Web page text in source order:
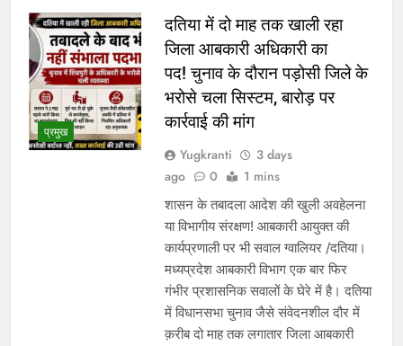
प्रमुख
दतिया में दो माह तक खाली रहा
जिला आबकारी अधिकारी का
पद! चुनाव के दौरान पड़ोसी जिले के
भरोसे चला सिस्टम, बारोड़ पर
कार्रवाई की मांग
Yugkranti
3 days
ago
0 1 mins
शासन के तबादला आदेश की खुली अवहेलना
या विभागीय संरक्षण! आबकारी आयुक्त की
कार्यप्रणाली पर भी सवाल ग्वालियर /दतिया।
मध्यप्रदेश आबकारी विभाग एक बार फिर
गंभीर प्रशासनिक सवालों के घेरे में है। दतिया
में विधानसभा चुनाव जैसे संवेदनशील दौर में
क़रीब दो माह तक लगातार जिला आबकारी